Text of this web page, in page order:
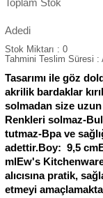
Adedi
Stok Miktarı : 0
Tahmini Teslim Süresi :
Tasarımı ile göz
akrilik bardaklar
solmadan size uzun
Renkleri solmaz-
tutmaz-Bpa ve
adettir.Boy: 9,5
mlEw's
alıcısına pratik,
etmeyi